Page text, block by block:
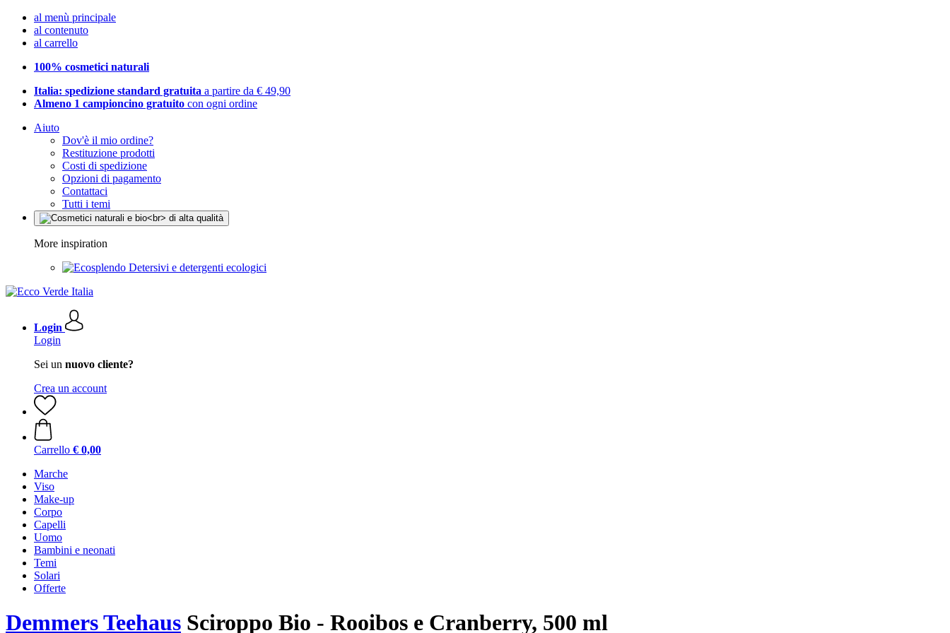
al menù principale
al contenuto
al carrello
100% cosmetici naturali
Italia: spedizione standard gratuita a partire da € 49,90
Almeno 1 campioncino gratuito con ogni ordine
Aiuto
Dov'è il mio ordine?
Restituzione prodotti
Costi di spedizione
Opzioni di pagamento
Contattaci
Tutti i temi
More inspiration
Detersivi e detergenti ecologici
Login
Login
Sei un nuovo cliente?
Crea un account
Carrello € 0,00
Marche
Viso
Make-up
Corpo
Capelli
Uomo
Bambini e neonati
Temi
Solari
Offerte
Demmers Teehaus Sciroppo Bio - Rooibos e Cranberry, 500 ml